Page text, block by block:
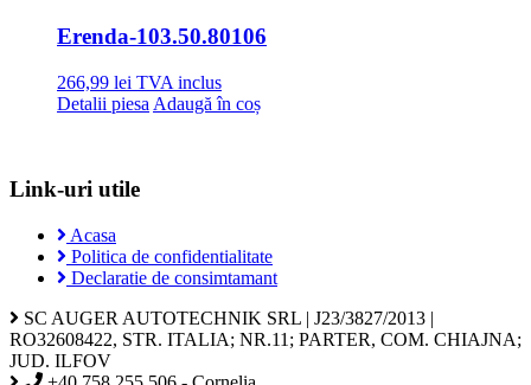
Erenda-103.50.80106
266,99 lei TVA inclus
Detalii piesa Adaugă în coș
Link-uri utile
Acasa
Politica de confidentialitate
Declaratie de consimtamant
SC AUGER AUTOTECHNIK SRL | J23/3827/2013 |
RO32608422, STR. ITALIA; NR.11; PARTER, COM. CHIAJNA;
JUD. ILFOV